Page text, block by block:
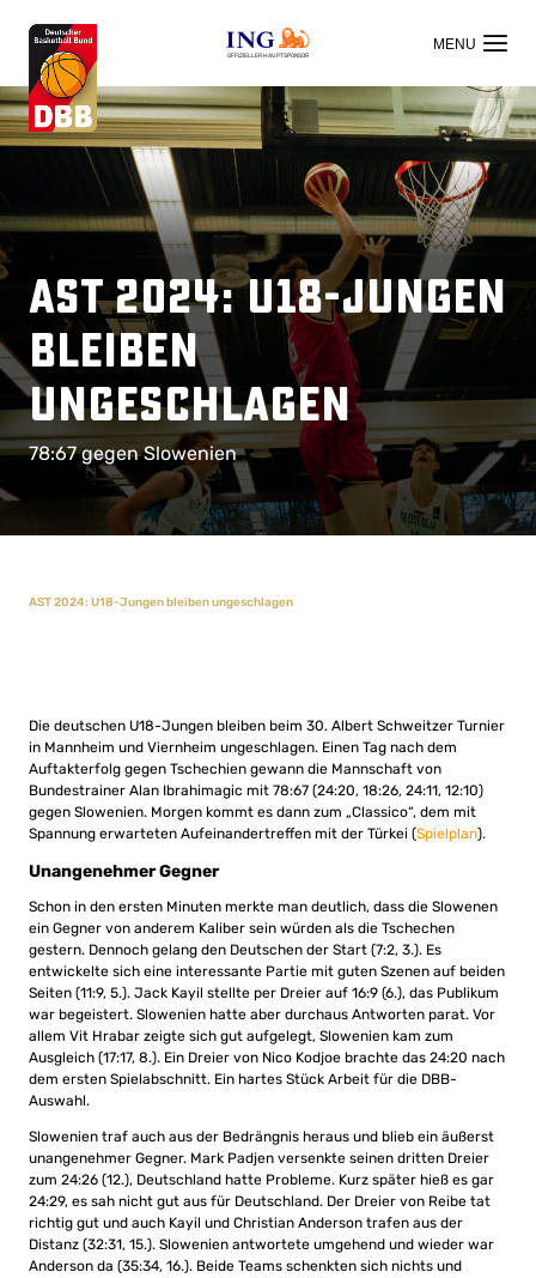
OFFIZIELLER HAUPTSPONSOR
AST 2024: U18-Jungen
bleiben
ungeschlagen
78:67 gegen Slowenien
AST 2024: U18-Jungen bleiben ungeschlagen
Die deutschen U18-Jungen bleiben beim 30. Albert Schweitzer Turnier
in Mannheim und Viernheim ungeschlagen. Einen Tag nach dem
Auftakterfolg gegen Tschechien gewann die Mannschaft von
Bundestrainer Alan Ibrahimagic mit 78:67 (24:20, 18:26, 24:11, 12:10)
gegen Slowenien. Morgen kommt es dann zum „Classico“, dem mit
Spannung erwarteten Aufeinandertreffen mit der Türkei (Spielplan).
Unangenehmer Gegner
Schon in den ersten Minuten merkte man deutlich, dass die Slowenen
ein Gegner von anderem Kaliber sein würden als die Tschechen
gestern. Dennoch gelang den Deutschen der Start (7:2, 3.). Es
entwickelte sich eine interessante Partie mit guten Szenen auf beiden
Seiten (11:9, 5.). Jack Kayil stellte per Dreier auf 16:9 (6.), das Publikum
war begeistert. Slowenien hatte aber durchaus Antworten parat. Vor
allem Vit Hrabar zeigte sich gut aufgelegt, Slowenien kam zum
Ausgleich (17:17, 8.). Ein Dreier von Nico Kodjoe brachte das 24:20 nach
dem ersten Spielabschnitt. Ein hartes Stück Arbeit für die DBB-
Auswahl.
Slowenien traf auch aus der Bedrängnis heraus und blieb ein äußerst
unangenehmer Gegner. Mark Padjen versenkte seinen dritten Dreier
zum 24:26 (12.), Deutschland hatte Probleme. Kurz später hieß es gar
24:29, es sah nicht gut aus für Deutschland. Der Dreier von Reibe tat
richtig gut und auch Kayil und Christian Anderson trafen aus der
Distanz (32:31, 15.). Slowenien antwortete umgehend und wieder war
Anderson da (35:34, 16.). Beide Teams schenkten sich nichts und